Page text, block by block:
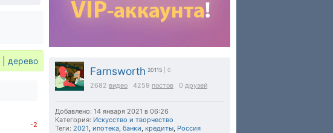
Farnsworth 20115 | 0
2682 видео 4259 постов 0 друзей
Добавлено: 14 января 2021 в 06:26
Категория: Искусство и творчество
Теги: 2021, ипотека, банки, кредиты, Россия
дерево
-2